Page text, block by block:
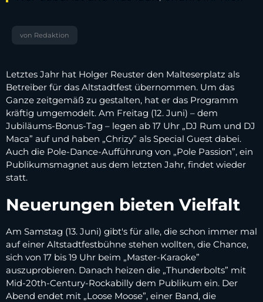
von Redaktion
Letztes Jahr hat Holger Reuster den Malteserplatz als
Betreiber für das Altstadtfest übernommen. Um das
Ganze zeitgemäß zu gestalten, hat er das Programm
kräftig umgemodelt. Am Freitag (12. Juni) – dem
Jubiläums-Bonus-Tag – legen ab 17 Uhr „DJ Rum und DJ
Maca” auf und haben „Chrizy” als Special Guest dabei.
Auch die Pole-Dance-Aufführung von „Pole Passion”, ein
Publikumsmagnet aus dem letzten Jahr, findet wieder
statt.
Neuerungen bieten Vielfalt
Am Samstag (13. Juni) gibt's für alle, die schon immer mal
auf einer Altstadtfestbühne stehen wollten, die Chance,
sich von 17 bis 19 Uhr beim „Master-Karaoke”
auszuprobieren. Danach heizen die „Thunderbolts” mit
Mid-20th-Century-Rockabilly dem Publikum ein. Der
Abend endet mit „Loose Moose”, einer Band, die